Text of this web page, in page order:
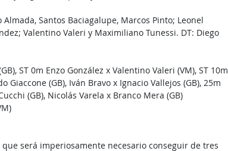
Almada, Santos Baciagalupe, Marcos Pinto; Leonel
Valentino Valeri y Maximiliano Tunessi. DT: Diego
ST 0m Enzo González x Valentino Valeri (VM), ST 10m
Giaccone (GB), Iván Bravo x Ignacio Vallejos (GB), 25m
(GB), Nicolás Varela x Branco Mera (GB)
será imperiosamente necesario conseguir de tres